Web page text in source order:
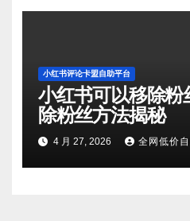
小红书评论卡盟自助平台
小红书可以移除粉
除粉丝方法揭秘
4 月 27, 2026 全网低价